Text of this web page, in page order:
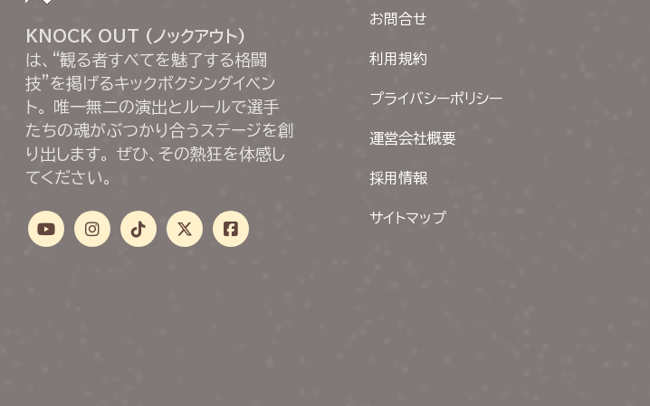
KNOCK OUT (ノックアウト)
は、“観る者すべてを魅了する格闘
技”を掲げるキックボクシングイベン
ト。 唯一無二の演出とルールで選手
たちの魂がぶつかり合うステージを創
り出します。 ぜひ、その熱狂を体感し
てください。
お問合せ
利用規約
プライバシーポリシー
運営会社概要
採用情報
サイトマップ